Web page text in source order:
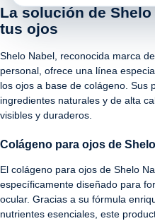
La solución de
tus ojos
Shelo Nabel, reconocida marca
personal, ofrece una línea
los ojos a base de colágeno. Sus
ingredientes naturales y de alta
visibles y duraderos.
Colágeno para ojos de
El colágeno para ojos de Shelo
específicamente diseñado para
ocular. Gracias a su fórmula
nutrientes esenciales, este